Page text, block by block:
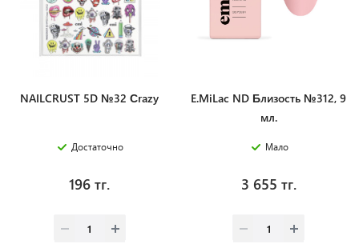
NAILCRUST 5D №32 Сrazy
Достаточно
196 тг.
E.MiLac ND Близость №312, 9
мл.
Мало
3 655 тг.